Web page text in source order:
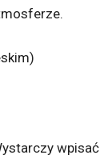
wpisać